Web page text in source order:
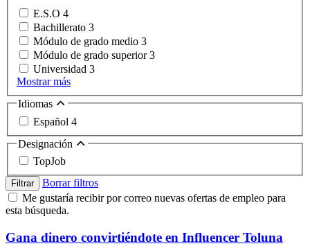
E.S.O 4
Bachillerato 3
Módulo de grado medio 3
Módulo de grado superior3
Universidad 3
Mostrar más
Idiomas
Español 4
Designación
TopJob
Filtrar
Borrar filtros
Me gustaría recibir por correo nuevas ofertas de empleo para
esta búsqueda.
Gana dinero convirtiéndote en Influencer Toluna